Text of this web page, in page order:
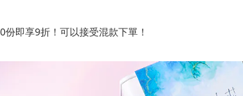
即享9折！可以接受混款下單！